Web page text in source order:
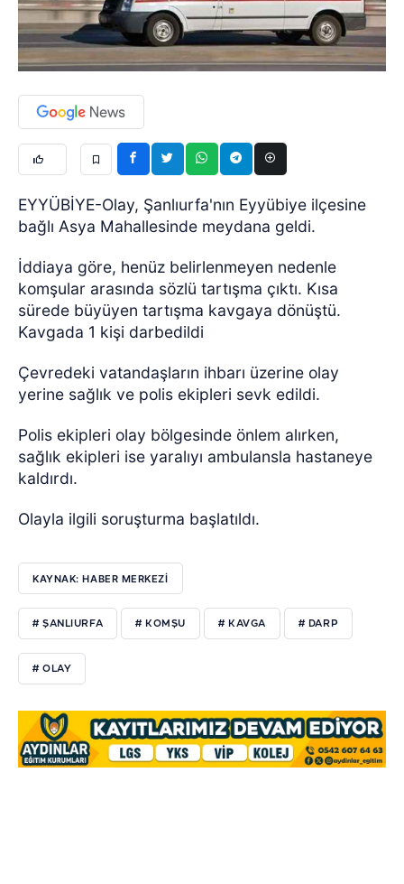
EYYÜBİYE-Olay, Şanlıurfa'nın Eyyübiye ilçesine
bağlı Asya Mahallesinde meydana geldi.
İddiaya göre, henüz belirlenmeyen nedenle
komşular arasında sözlü tartışma çıktı. Kısa
sürede büyüyen tartışma kavgaya dönüştü.
Kavgada 1 kişi darbedildi
Çevredeki vatandaşların ihbarı üzerine olay
yerine sağlık ve polis ekipleri sevk edildi.
Polis ekipleri olay bölgesinde önlem alırken,
sağlık ekipleri ise yaralıyı ambulansla hastaneye
kaldırdı.
Olayla ilgili soruşturma başlatıldı.
KAYNAK: HABER MERKEZİ
# ŞANLIURFA # KOMŞU # KAVGA # DARP
# OLAY